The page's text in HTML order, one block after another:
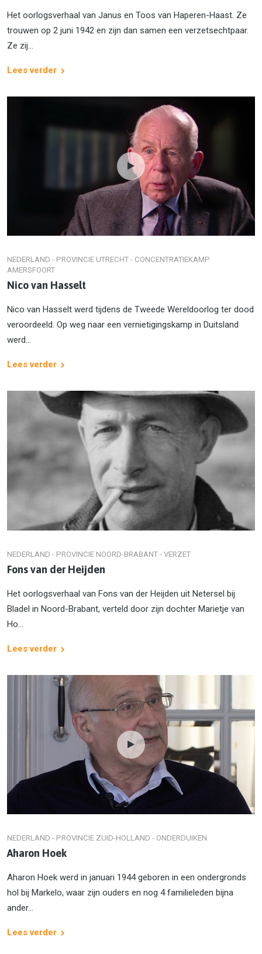
Het oorlogsverhaal van Janus en Toos van Haperen-Haast. Ze
trouwen op 2 juni 1942 en zijn dan samen een verzetsechtpaar.
Ze zij...
Lees verder
NEDERLAND - PROVINCIE UTRECHT - CONCENTRATIEKAMP
AMERSFOORT
Nico van Hasselt
Nico van Hasselt werd tijdens de Tweede Wereldoorlog ter dood
veroordeeld. Op weg naar een vernietigingskamp in Duitsland
werd...
Lees verder
NEDERLAND - PROVINCIE NOORD-BRABANT - VERZET
Fons van der Heijden
Het oorlogsverhaal van Fons van der Heijden uit Netersel bij
Bladel in Noord-Brabant, verteld door zijn dochter Marietje van
Ho...
Lees verder
NEDERLAND - PROVINCIE ZUID-HOLLAND - ONDERDUIKEN
Aharon Hoek
Aharon Hoek werd in januari 1944 geboren in een ondergronds
hol bij Markelo, waar zijn ouders en nog 4 familieleden bijna
ander...
Lees verder